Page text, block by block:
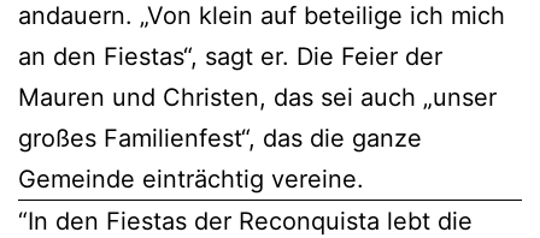
andauern. „Von klein auf beteilige ich mich
an den Fiestas“, sagt er. Die Feier der
Mauren und Christen, das sei auch „unser
großes Familienfest“, das die ganze
Gemeinde einträchtig vereine.
“In den Fiestas der Reconquista lebt die